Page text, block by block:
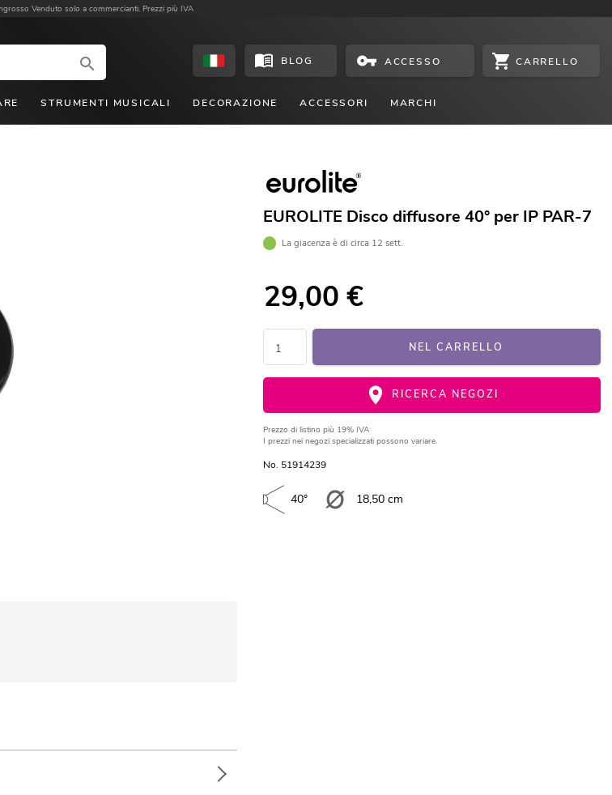
Venduto solo a commercianti. Prezzi più IVA
BLOG ACCESSO CARRELLO
STRUMENTI MUSICALI DECORAZIONE ACCESSORI MARCHI
EUROLITE Disco diffusore 40° per IP PAR-7
La giacenza è di circa 12 sett.
29,00 €
NEL CARRELLO
RICERCA NEGOZI
Prezzo di listino più 19% IVA
I prezzi nei negozi specializzati possono variare.
No. 51914239
40° 18,50 cm